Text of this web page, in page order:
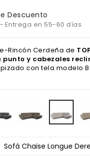
Descuento
Entrega en 55-60 días
Rincón Cerdeña de
y cabezales
con tela modelo
AntracitaSmoke Gris
Claro